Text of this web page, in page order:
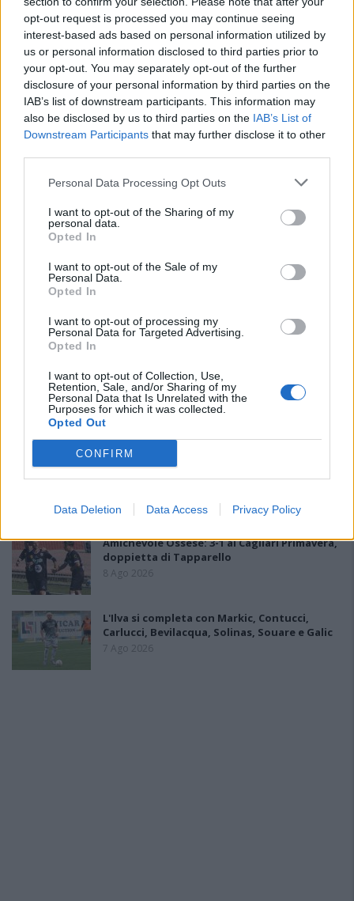
opt-out request is processed you may continue seeing
interest-based ads based on personal information utilized by
us or personal information disclosed to third parties prior to
your opt-out. You may separately opt-out of the further
disclosure of your personal information by third parties on the
IAB’s list of downstream participants. This information may
also be disclosed by us to third parties on the IAB’s List of
Downstream Participants that may further disclose it to other
Personal Data Processing Opt Outs
I want to opt-out of the Sharing of my
personal data.
Opted In
I want to opt-out of the Sale of my
Personal Data.
Opted In
I want to opt-out of processing my
Personal Data for Targeted Advertising.
Opted In
I want to opt-out of Collection, Use,
Retention, Sale, and/or Sharing of my
Personal Data that Is Unrelated with the
Purposes for which it was collected.
Opted Out
CONFIRM
Data Deletion Data Access Privacy Policy
PIÙ LETTI OGGI
La COS approda a Barisardo tra conferme,
nuovi volti e mister Loi a fare da filo
L'Accademia Sulcitana prende il mediano
Puddu, allo Jerzu l'attaccante Bebo Atzori
10 Ago 2026
Il Monte Alma rinforza l'attacco con Palmas
e Bonivardi, nel Macomer l'estro di Di Angelo
Amichevole Ossese: 3-1 al Cagliari Primavera,
doppietta di Tapparello
8 Ago 2026
L'Ilva si completa con Markic, Contucci,
Carlucci, Bevilacqua, Solinas, Souare e Galic
7 Ago 2026